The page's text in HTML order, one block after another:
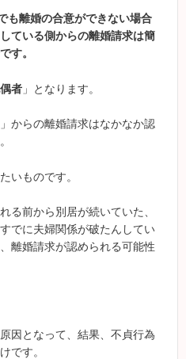
も離婚の合意ができない場合
ている側からの離婚請求は簡
す。
者 」となります。
からの離婚請求はなかなか認
いものです。
る前から別居が続いていた、
でに夫婦関係が破たんしてい
離婚請求が認められる可能性
因となって、結果、不貞行為
です。